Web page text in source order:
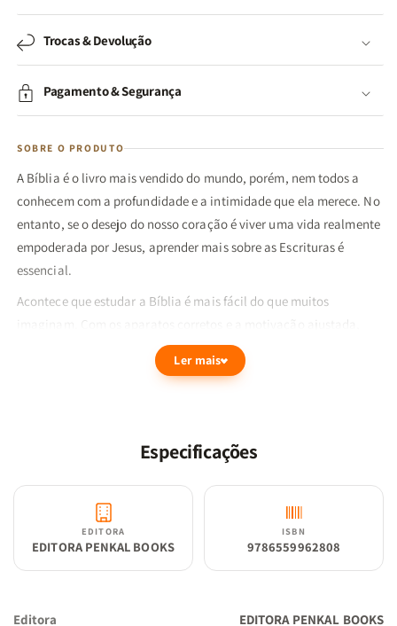
Trocas & Devolução
Pagamento & Segurança
SOBRE O PRODUTO
A Bíblia é o livro mais vendido do mundo, porém, nem todos a
conhecem com a profundidade e a intimidade que ela merece. No
entanto, se o desejo do nosso coração é viver uma vida realmente
empoderada por Jesus, aprender mais sobre as Escrituras é
essencial.
Acontece que estudar a Bíblia é mais fácil do que muitos
imaginam. Com os aparatos corretos e a motivação ajustada,
avançar pelos versículos não é intimidador. Muito pelo contrário!
À medida que somos cheias das preciosas palavras do próprio
Jornada com Deus Através das Escrituras
encontrará um breve panorama com as principais informações a
respeito de cada um dos 66 livros da Bíblia. Isso auxiliará você a
entender, principalmente, o contexto de cada um dos textos das
Ler mais
Especificações
EDITORA
EDITORA PENKAL BOOKS
ISBN
9786559962808
Editora EDITORA PENKAL BOOKS